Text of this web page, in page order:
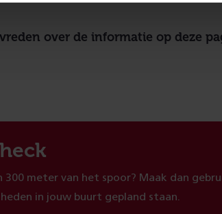
over de informatie op deze
meter van het spoor? Maak dan
in jouw buurt gepland staan.